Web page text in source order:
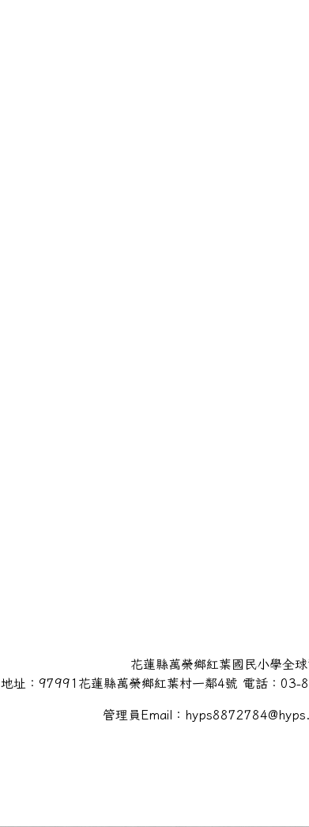
花蓮縣萬榮鄉紅葉國民小學全球
地址：97991花蓮縣萬榮鄉紅葉村一鄰4號 電話：
管理員Email：